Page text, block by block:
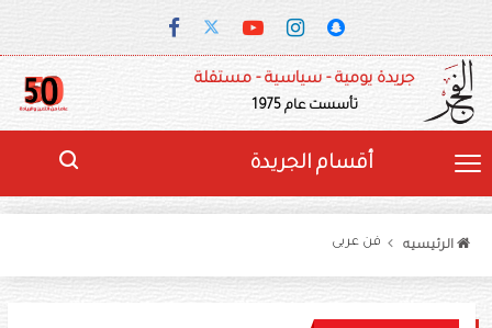
جريدة يومية - سياسية - مستقلة
تأسست عام 1975
أقسام الجريدة
الرئيسيه فن عربى